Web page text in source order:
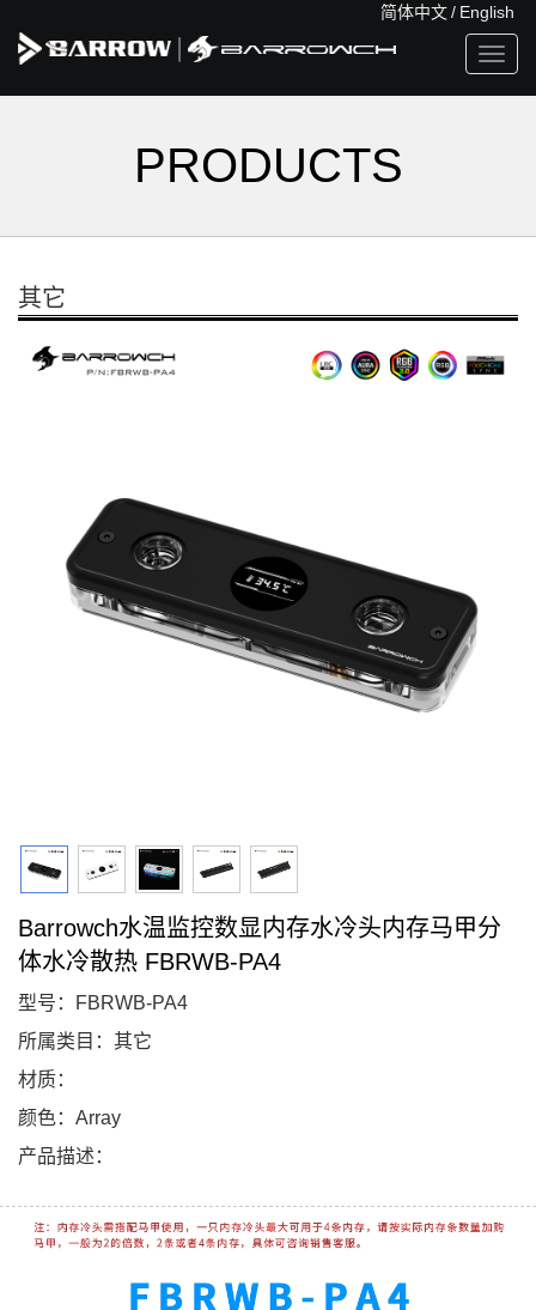
简体中文/ English
PRODUCTS
其它
Barrowch水温监控数显内存水冷头内存马甲分
体水冷散热 FBRWB-PA4
型号：FBRWB-PA4
所属类目：其它
材质：
颜色：Array
产品描述：